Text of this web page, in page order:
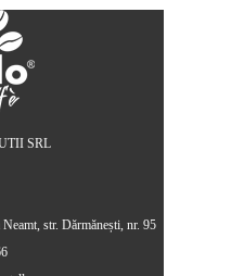
SRL
str. Dărmănești, nr. 95